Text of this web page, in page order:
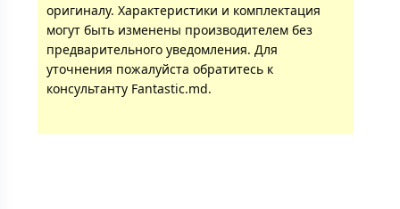
оригиналу. Характеристики и комплектация
могут быть изменены производителем без
предварительного уведомления. Для
уточнения пожалуйста обратитесь к
консультанту Fantastic.md.